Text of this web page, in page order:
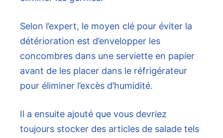
Selon l’expert, le moyen clé pour éviter la
détérioration est d’envelopper les
concombres dans une serviette en papier
avant de les placer dans le réfrigérateur
pour éliminer l’excès d’humidité.
Il a ensuite ajouté que vous devriez
toujours stocker des articles de salade tels